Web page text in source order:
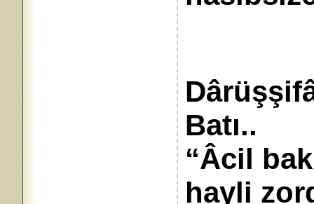
“Âcil
hayli